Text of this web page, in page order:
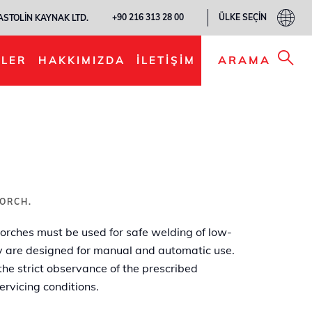
KAYNAK LTD. +90 216 313 28 00 ÜLKE SEÇIN
HAKKIMIZDA İLETIŞIM ARAMA
LISTEME EKLE
must be used for safe welding of low-
designed for manual and automatic use.
strict observance of the prescribed
conditions.